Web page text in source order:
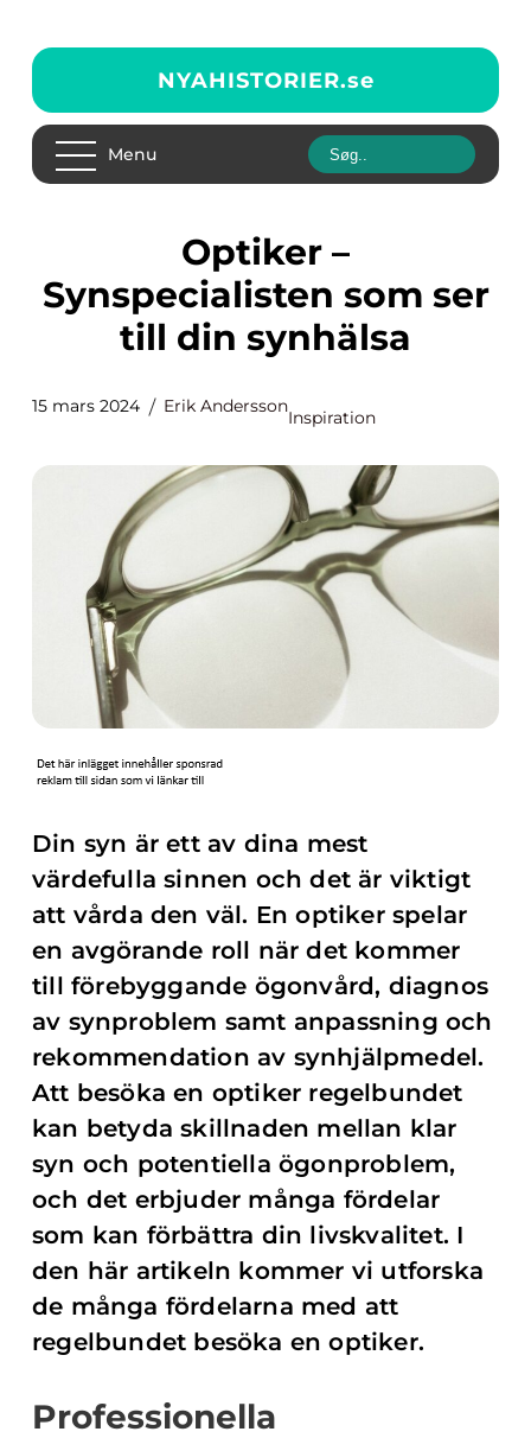
NYAHISTORIER.se
Menu
Optiker –
Synspecialisten som ser
till din synhälsa
15 mars 2024 Erik Andersson
Inspiration
Din syn är ett av dina mest
värdefulla sinnen och det är viktigt
att vårda den väl. En optiker spelar
en avgörande roll när det kommer
till förebyggande ögonvård, diagnos
av synproblem samt anpassning och
rekommendation av synhjälpmedel.
Att besöka en optiker regelbundet
kan betyda skillnaden mellan klar
syn och potentiella ögonproblem,
och det erbjuder många fördelar
som kan förbättra din livskvalitet. I
den här artikeln kommer vi utforska
de många fördelarna med att
regelbundet besöka en optiker.
Professionella